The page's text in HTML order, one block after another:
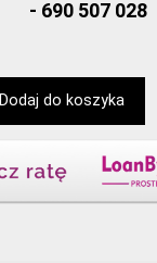
- 690 507 028
Dodaj do koszyka